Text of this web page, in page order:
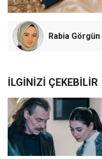
Rabia Görgün